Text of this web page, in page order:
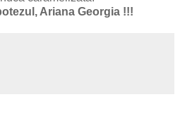
Ariana Georgia !!!